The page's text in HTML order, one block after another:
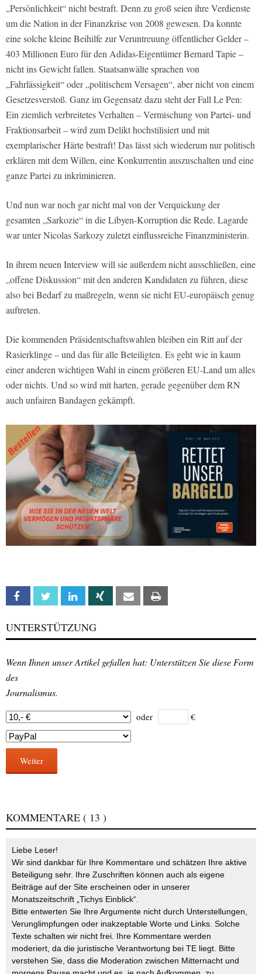
„Persönlichkeit“ nicht bestraft. Denn zu groß seien ihre Verdienste
um die Nation in der Finanzkrise von 2008 gewesen. Da konnte
eine solche kleine Beihilfe zur Veruntreuung öffentlicher Gelder –
403 Millionen Euro für den Adidas-Eigentümer Bernard Tapie –
nicht ins Gewicht fallen. Staatsanwälte sprachen von
„Fahrlässigkeit“ oder „politischem Versagen“, aber nicht von einem
Gesetzesverstoß. Ganz im Gegensatz dazu steht der Fall Le Pen:
Ein ziemlich verbreitetes Verhalten – Vermischung von Partei- und
Fraktionsarbeit – wird zum Delikt hochstilisiert und mit
exemplarischer Härte bestraft! Das lässt sich wiederum nur politisch
erklären mit dem Willen, eine Konkurrentin auszuschalten und eine
ganze Partei zu inkriminieren.
Und nun war noch gar nicht mal von der Verquickung der
gesamten „Sarkozie“ in die Libyen-Korruption die Rede. Lagarde
war unter Nicolas Sarkozy zuletzt einflussreiche Finanzministerin.
In ihrem neuen Interview will sie außerdem nicht ausschließen, eine
„offene Diskussion“ mit den anderen Kandidaten zu führen, diese
also bei Bedarf zu maßregeln, wenn sie nicht EU-europäisch genug
auftreten.
Die kommenden Präsidentschaftswahlen bleiben ein Ritt auf der
Rasierklinge – und das für alle Beteiligten. Es geht wie in kaum
einer anderen wichtigen Wahl in einem größeren EU-Land um alles
oder nichts. Und so wird mit harten, gerade gegenüber dem RN
auch unfairen Bandagen gekämpft.
Facebook Twitter Linkedin Xing Email
UNTERSTÜTZUNG
Wenn Ihnen unser Artikel gefallen hat: Unterstützen Sie diese Form
des
Journalismus.
oder €
Weiter
KOMMENTARE ( 13 )
Liebe Leser!
Wir sind dankbar für Ihre Kommentare und schätzen Ihre aktive
Beteiligung sehr. Ihre Zuschriften können auch als eigene
Beiträge auf der Site erscheinen oder in unserer
Monatszeitschrift „Tichys Einblick“.
Bitte entwerten Sie Ihre Argumente nicht durch Unterstellungen,
Verunglimpfungen oder inakzeptable Worte und Links. Solche
Texte schalten wir nicht frei. Ihre Kommentare werden
moderiert, da die juristische Verantwortung bei TE liegt. Bitte
verstehen Sie, dass die Moderation zwischen Mitternacht und